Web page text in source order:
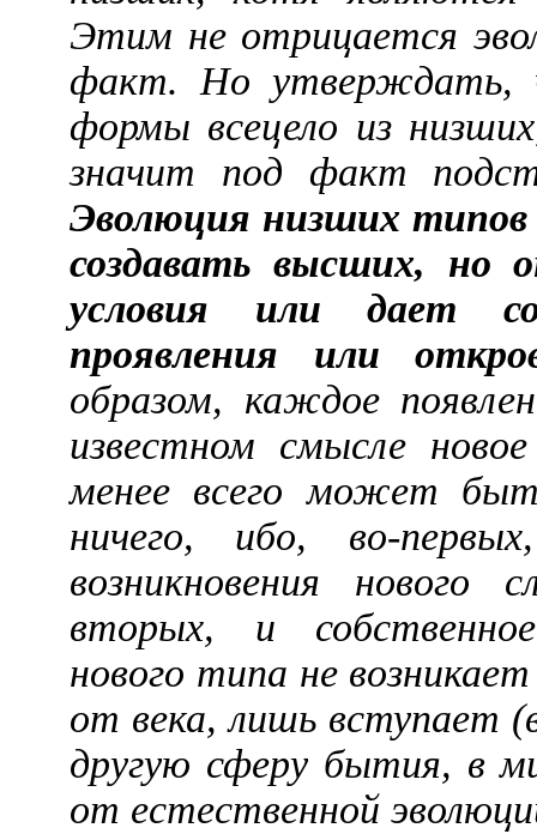
Этим не отрицается
факт. Но утверждать,
формы всецело из
значит под факт
Эволюция низших
создавать высших, но
условия или дает
проявления или
образом, каждое
известном смысле
менее всего может
ничего, ибо, во-
возникновения
вторых, и
нового типа не
от века, лишь вступает
другую сферу бытия, в
от естественной